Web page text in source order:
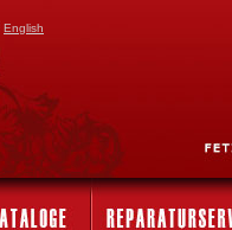
English